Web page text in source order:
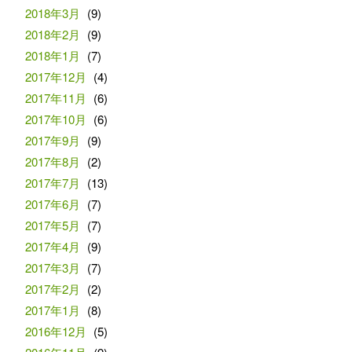
2018年3月
(9)
2018年2月
(9)
2018年1月
(7)
2017年12月
(4)
2017年11月
(6)
2017年10月
(6)
2017年9月
(9)
2017年8月
(2)
2017年7月
(13)
2017年6月
(7)
2017年5月
(7)
2017年4月
(9)
2017年3月
(7)
2017年2月
(2)
2017年1月
(8)
2016年12月
(5)